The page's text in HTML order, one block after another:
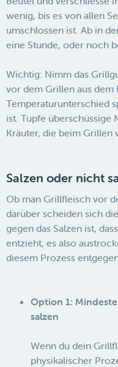
wenig, bis es von allen
umschlossen ist. Ab in
eine Stunde, oder noch
Wichtig: Nimm das
vor dem Grillen aus dem
Temperaturunterschied
ist. Tupfe überschüssige
Kräuter, die beim Grillen
Salzen oder nicht
Ob man Grillfleisch vor
darüber scheiden sich
gegen das Salzen ist,
entzieht, es also
diesem Prozess
Option 1:
salzen
Wenn du dein
physikalischer